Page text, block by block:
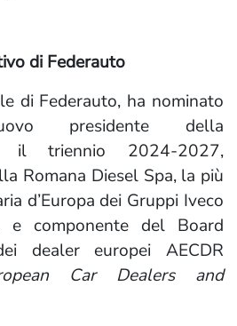
di Federauto
di Federauto, ha nominato
presidente della
il triennio 2024-2027,
Romana Diesel Spa, la più
d’Europa dei Gruppi Iveco
e componente del Board
dealer europei AECDR
Car Dealers and